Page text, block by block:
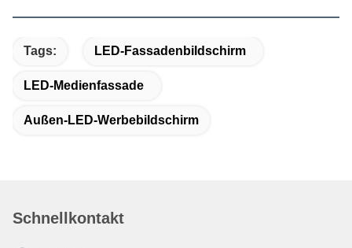
Tags: LED-Fassadenbildschirm
LED-Medienfassade
Außen-LED-Werbebildschirm
Schnellkontakt